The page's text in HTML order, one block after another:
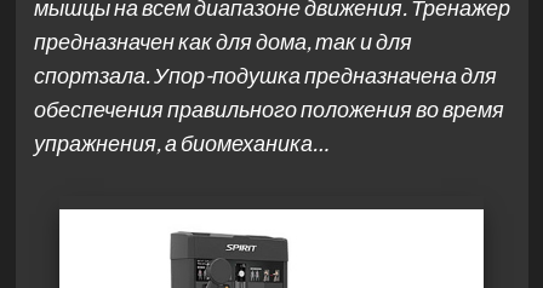
мышцы на всем диапазоне движения. Тренажер
предназначен как для дома, так и для
спортзала. Упор-подушка предназначена для
обеспечения правильного положения во время
упражнения, а биомеханика…